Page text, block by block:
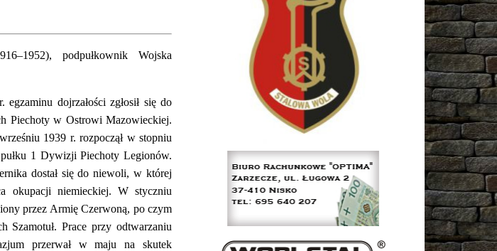
podpułkownik Wojska
dojrzałości zgłosił się do
Piechoty w Ostrowi Mazowieckiej.
1939 r. rozpoczął w stopniu
1 Dywizji Piechoty Legionów.
dostał się do niewoli, w której
okupacji niemieckiej. W styczniu
przez Armię Czerwoną, po czym
Szamotuł. Prace przy odtwarzaniu
przerwał w maju na skutek